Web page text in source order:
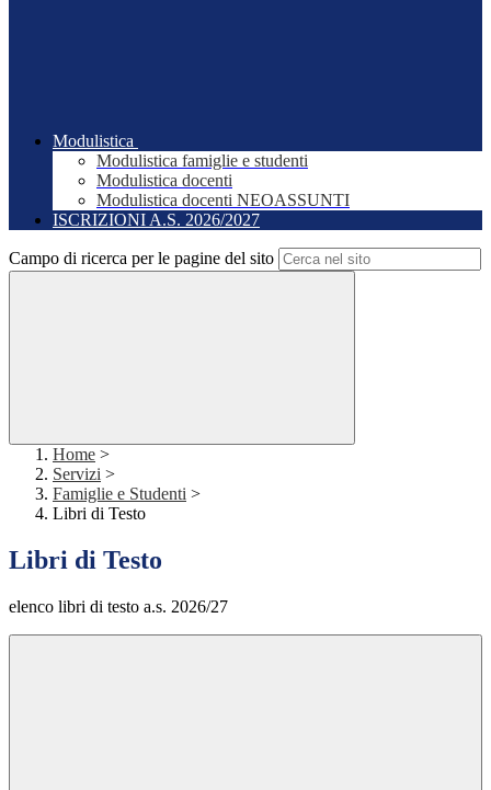
Modulistica
Modulistica famiglie e studenti
Modulistica docenti
Modulistica docenti NEOASSUNTI
ISCRIZIONI A.S. 2026/2027
Campo di ricerca per le pagine del sito
Home >
Servizi >
Famiglie e Studenti >
Libri di Testo
Libri di Testo
elenco libri di testo a.s. 2026/27